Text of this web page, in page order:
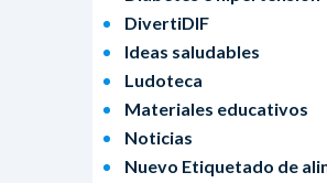
DivertiDIF
Ideas saludables
Ludoteca
Materiales educativos
Noticias
Nuevo Etiquetado de